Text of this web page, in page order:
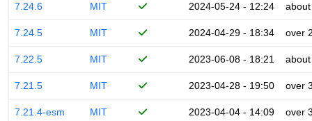
7.24.6 MIT 2024-05-24 - 12:24
7.24.5 MIT 2024-04-29 - 18:34 over
7.22.5 MIT 2023-06-08 - 18:21
7.21.5 MIT 2023-04-28 - 19:50 over
7.21.4-esm MIT 2023-04-04 - 14:09 over